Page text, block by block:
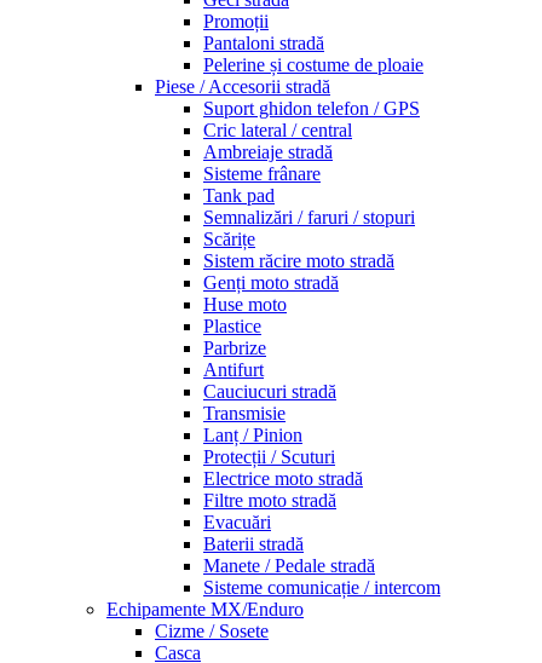
Promoții
Pantaloni stradă
Pelerine și costume de ploaie
Piese / Accesorii stradă
Suport ghidon telefon / GPS
Cric lateral / central
Ambreiaje stradă
Sisteme frânare
Tank pad
Semnalizări / faruri / stopuri
Scărițe
Sistem răcire moto stradă
Genți moto stradă
Huse moto
Plastice
Parbrize
Antifurt
Cauciucuri stradă
Transmisie
Lanț / Pinion
Protecții / Scuturi
Electrice moto stradă
Filtre moto stradă
Evacuări
Baterii stradă
Manete / Pedale stradă
Sisteme comunicație / intercom
Echipamente MX/Enduro
Cizme / Sosete
Casca